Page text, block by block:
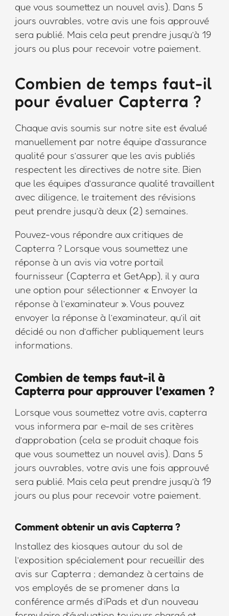
que vous soumettez un nouvel avis). Dans 5
jours ouvrables, votre avis une fois approuvé
sera publié. Mais cela peut prendre jusqu’à 19
jours ou plus pour recevoir votre paiement.
Combien de temps faut-il
pour évaluer Capterra ?
Chaque avis soumis sur notre site est évalué
manuellement par notre équipe d’assurance
qualité pour s’assurer que les avis publiés
respectent les directives de notre site. Bien
que les équipes d’assurance qualité travaillent
avec diligence, le traitement des révisions
peut prendre jusqu’à deux (2) semaines.
Pouvez-vous répondre aux critiques de
Capterra ? Lorsque vous soumettez une
réponse à un avis via votre portail
fournisseur (Capterra et GetApp), il y aura
une option pour sélectionner « Envoyer la
réponse à l’examinateur ». Vous pouvez
envoyer la réponse à l’examinateur, qu’il ait
décidé ou non d’afficher publiquement leurs
informations.
Combien de temps faut-il à
Capterra pour approuver l’examen ?
Lorsque vous soumettez votre avis, capterra
vous informera par e-mail de ses critères
d’approbation (cela se produit chaque fois
que vous soumettez un nouvel avis). Dans 5
jours ouvrables, votre avis une fois approuvé
sera publié. Mais cela peut prendre jusqu’à 19
jours ou plus pour recevoir votre paiement.
Comment obtenir un avis Capterra ?
Installez des kiosques autour du sol de
l’exposition spécialement pour recueillir des
avis sur Capterra ; demandez à certains de
vos employés de se promener dans la
conférence armés d’iPads et d’un nouveau